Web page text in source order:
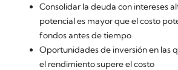
Consolidar la deuda con intereses
potencial es mayor que el costo
fondos antes de tiempo
Oportunidades de inversión en las
el rendimiento supere el costo